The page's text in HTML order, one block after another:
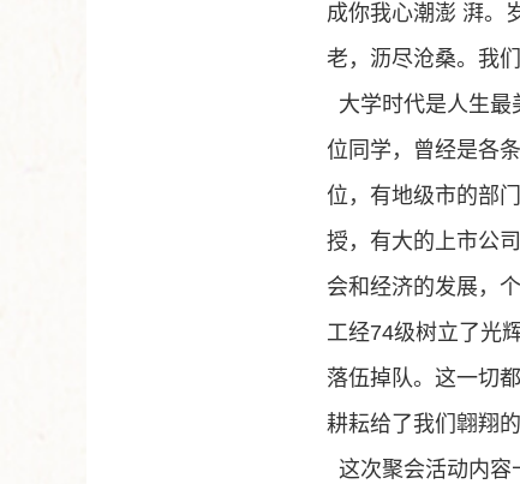
成你我心潮澎 湃。
老，沥尽沧桑。我
大学时代是人生最
位同学，曾经是各
位，有地级市的部
授，有大的上市公
会和经济的发展，
工经74级树立了光
落伍掉队。这一切
耕耘给了我们翶翔
这次聚会活动内容